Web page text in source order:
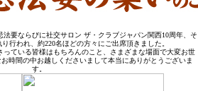
要ならびに社交サロン ザ・クラブジャパン関西10周年、そ
行われ、約220名ほどの方々にご出席頂きました。
っている皆様はもちろんのこと、さまざまな場面で大変お世
時間の中お越しくださいまして本当にありがとうございま
す。